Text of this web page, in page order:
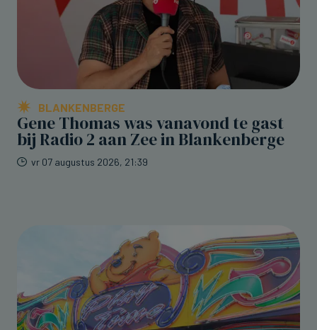
BLANKENBERGE
Gene Thomas was vanavond te gast
bij Radio 2 aan Zee in Blankenberge
vr 07 augustus 2026, 21:39